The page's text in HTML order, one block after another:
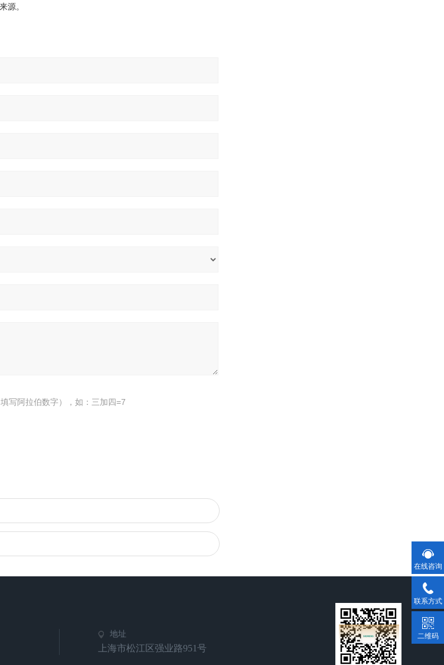
源。
写阿拉伯数字），如：三加四=7
地址
上海市松江区强业路951号
在线咨询
联系方式
二维码